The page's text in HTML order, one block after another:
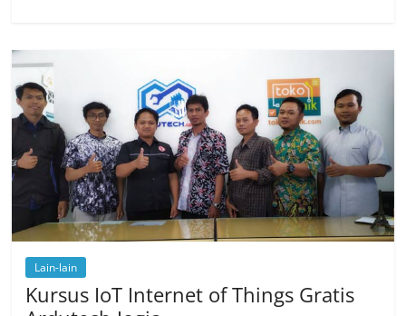
Lain-lain
Kursus IoT Internet of Things Gratis